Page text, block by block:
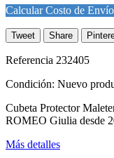
Calcular Costo de Envío
Tweet Share
Referencia 232405
Condición: Nuevo
Cubeta Protector
ROMEO Giulia desde
Más detalles